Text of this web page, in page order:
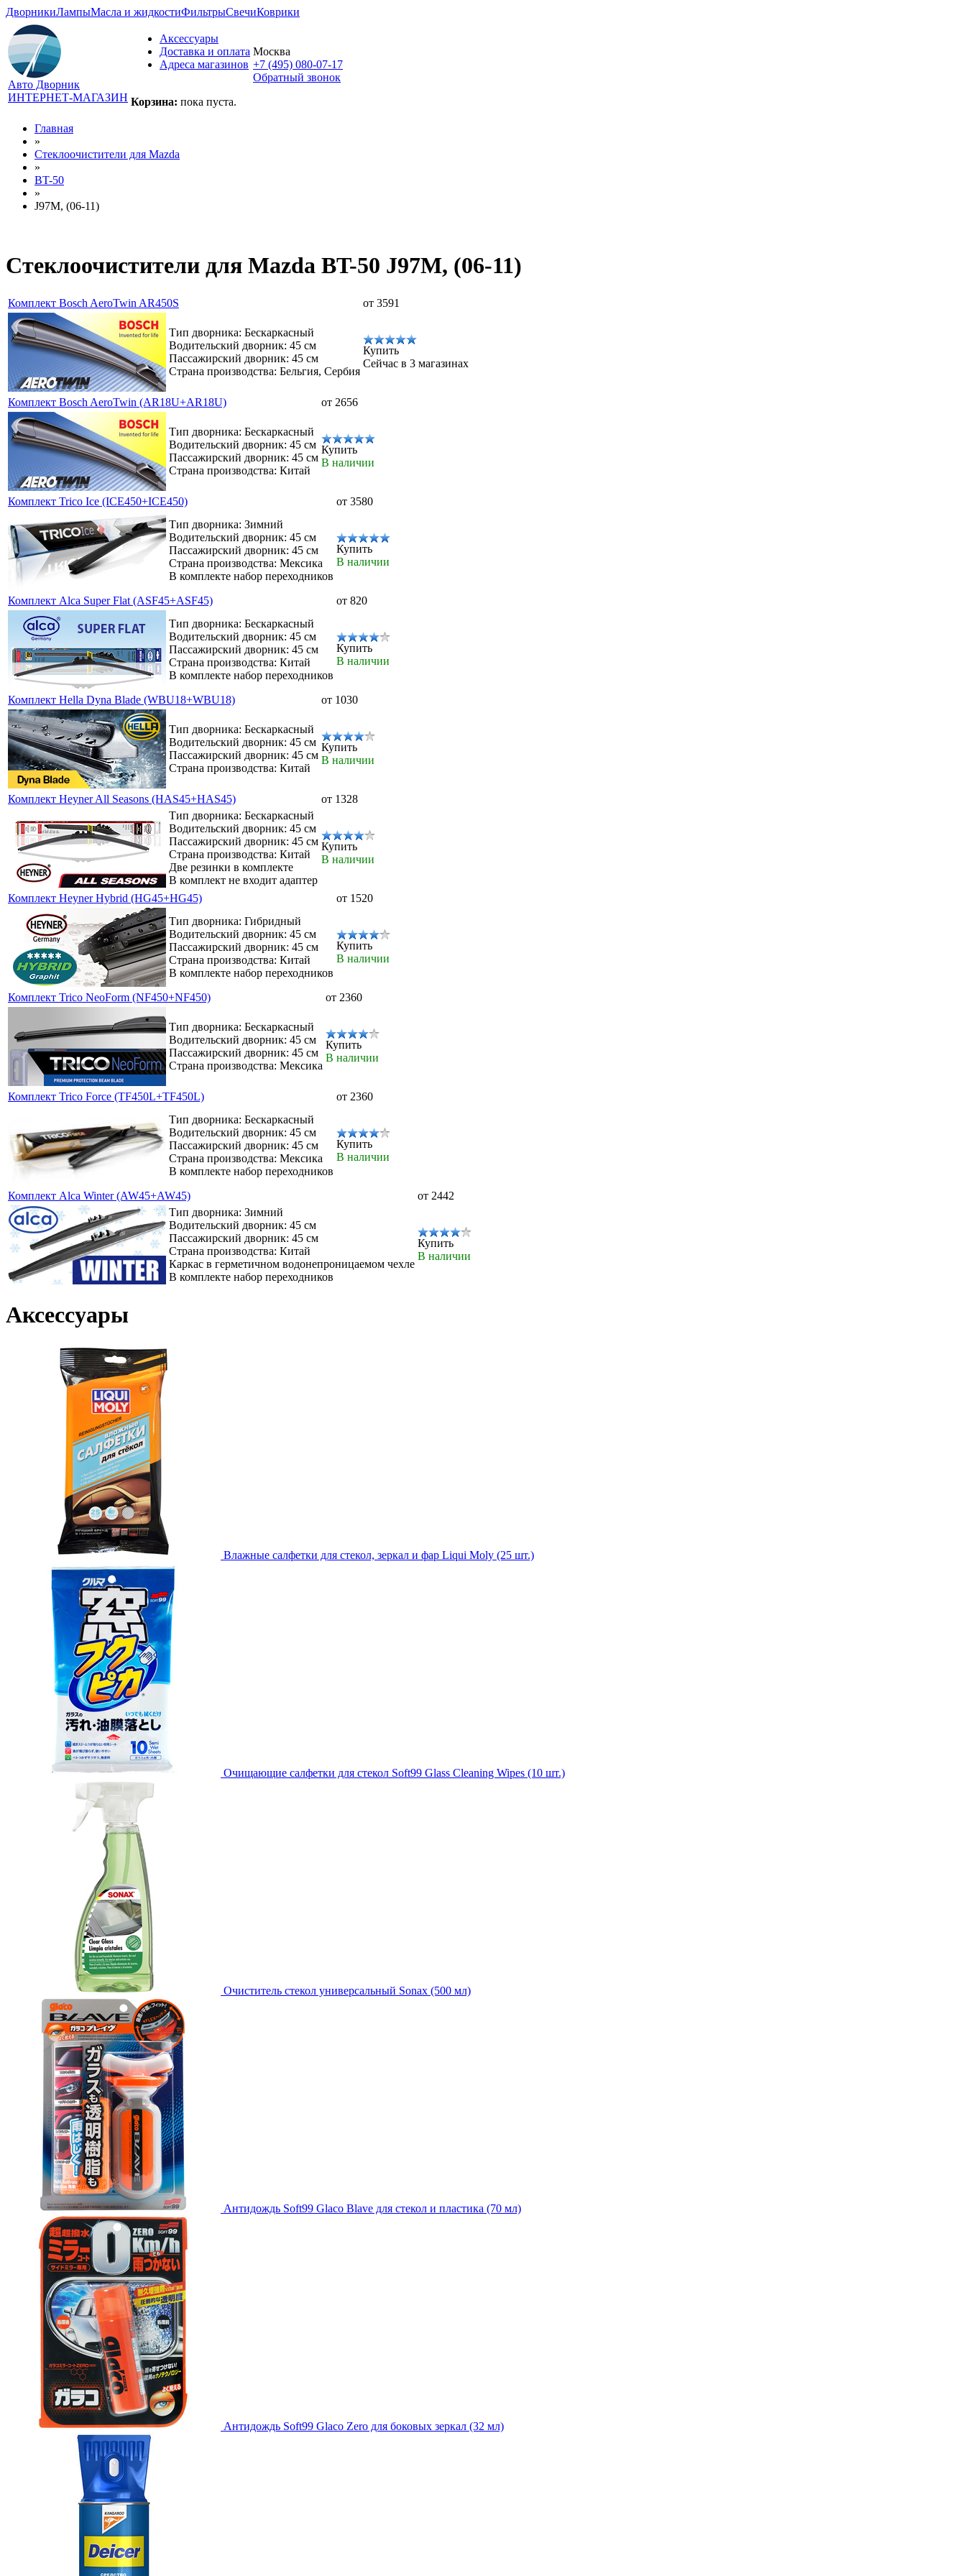
ДворникиЛампыМасла и жидкостиФильтрыСвечиКоврики
Авто Дворник
ИНТЕРНЕТ-МАГАЗИН
Аксессуары
Доставка и оплата
Адреса магазинов
Корзина: пока пуста.
Москва
+7 (495) 080-07-17
Обратный звонок
Главная
»
Стеклоочистители для Mazda
»
BT-50
»
J97M, (06-11)
Стеклоочистители для Mazda BT-50 J97M, (06-11)
Комплект Bosch AeroTwin AR450S от 3591
Тип дворника: Бескаркасный
Водительский дворник: 45 см
Пассажирский дворник: 45 см
Страна производства: Бельгия, Сербия
Купить
Сейчас в 3 магазинах
Комплект Bosch AeroTwin (AR18U+AR18U) от 2656
Тип дворника: Бескаркасный
Водительский дворник: 45 см
Пассажирский дворник: 45 см
Страна производства: Китай
Купить
В наличии
Комплект Trico Ice (ICE450+ICE450)
от 3580
Тип дворника: Зимний
Водительский дворник: 45 см
Пассажирский дворник: 45 см
Страна производства: Мексика
В комплекте набор переходников
Купить
В наличии
Комплект Alca Super Flat (ASF45+ASF45)
от 820
Тип дворника: Бескаркасный
Водительский дворник: 45 см
Пассажирский дворник: 45 см
Страна производства: Китай
В комплекте набор переходников
Купить
В наличии
Комплект Hella Dyna Blade (WBU18+WBU18) от 1030
Тип дворника: Бескаркасный
Водительский дворник: 45 см
Пассажирский дворник: 45 см
Страна производства: Китай
Купить
В наличии
Комплект Heyner All Seasons (HAS45+HAS45)
от 1328
Тип дворника: Бескаркасный
Водительский дворник: 45 см
Пассажирский дворник: 45 см
Страна производства: Китай
Две резинки в комплекте
В комплект не входит адаптер
Купить
В наличии
Комплект Heyner Hybrid (HG45+HG45)
от 1520
Тип дворника: Гибридный
Водительский дворник: 45 см
Пассажирский дворник: 45 см
Страна производства: Китай
В комплекте набор переходников
Купить
В наличии
Комплект Trico NeoForm (NF450+NF450) от 2360
Тип дворника: Бескаркасный
Водительский дворник: 45 см
Пассажирский дворник: 45 см
Страна производства: Мексика
Купить
В наличии
Комплект Trico Force (TF450L+TF450L)
от 2360
Тип дворника: Бескаркасный
Водительский дворник: 45 см
Пассажирский дворник: 45 см
Страна производства: Мексика
В комплекте набор переходников
Купить
В наличии
Комплект Alca Winter (AW45+AW45)
от 2442
Тип дворника: Зимний
Водительский дворник: 45 см
Пассажирский дворник: 45 см
Страна производства: Китай
Каркас в герметичном водонепроницаемом чехле
В комплекте набор переходников
Купить
В наличии
Аксессуары
Влажные салфетки для стекол, зеркал и фар Liqui Moly (25 шт.)
Очищающие салфетки для стекол Soft99 Glass Cleaning Wipes (10 шт.)
Очиститель стекол универсальный Sonax (500 мл)
Антидождь Soft99 Glaco Blave для стекол и пластика (70 мл)
Антидождь Soft99 Glaco Zero для боковых зеркал (32 мл)